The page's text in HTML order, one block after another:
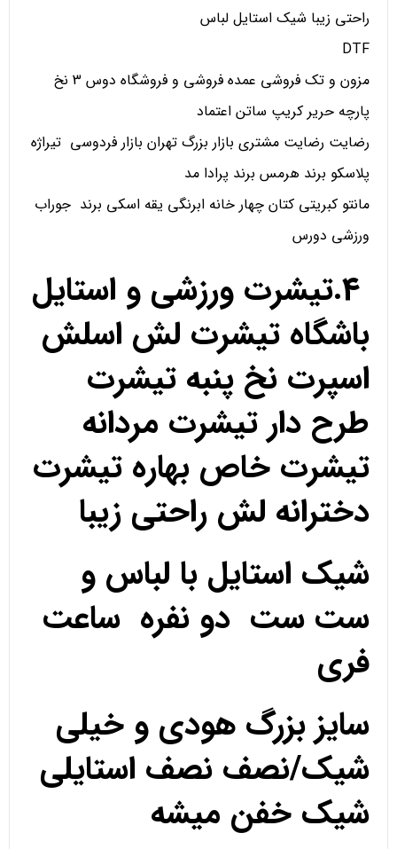
راحتی زیبا شیک استایل لباس
DTF
مزون و تک فروشی عمده فروشی و فروشگاه دوس 3 نخ
پارچه حریر کریپ ساتن اعتماد
رضایت رضایت مشتری بازار بزرگ تهران بازار فردوسی تیراژه
پلاسکو برند هرمس برند پرادا مد
مانتو کبریتی کتان چهار خانه ابرنگی یقه اسکی برند جوراب
ورزشی دورس
4.تیشرت ورزشی و استایل
باشگاه تیشرت لش اسلش
اسپرت نخ پنبه تیشرت
طرح دار تیشرت مردانه
تیشرت خاص بهاره تیشرت
دخترانه لش راحتی زیبا
شیک استایل با لباس و
ست ست دو نفره ساعت
فری
سایز بزرگ هودی و خیلی
شیک/نصف نصف استایلی
شیک خفن میشه